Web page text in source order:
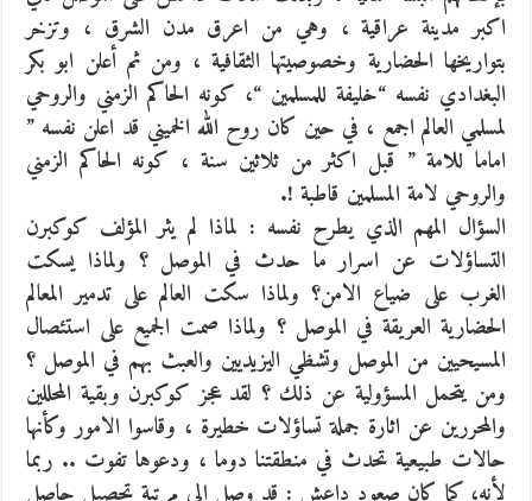
اكبر مدينة عراقية ، وهي من اعرق مدن الشرق ، وتزخر
بتواريخها الحضارية وخصوصيتها الثقافية ، ومن ثم أعلن ابو بكر
البغدادي نفسه “خليفة للمسلمين “، كونه الحاكم الزمني والروحي
لمسلمي العالم اجمع ، في حين كان روح الله الخميني قد اعلن نفسه ”
اماما للامة ” قبل اكثر من ثلاثين سنة ، كونه الحاكم الزمني
والروحي لامة المسلمين قاطبة !.
السؤال المهم الذي يطرح نفسه : لماذا لم يثر المؤلف كوكبرن
التساؤلات عن اسرار ما حدث في الموصل ؟ ولماذا يسكت
الغرب على ضياع الامن؟ ولماذا سكت العالم على تدمير المعالم
الحضارية العريقة في الموصل ؟ ولماذا صمت الجميع على استئصال
المسيحيين من الموصل وتشظي اليزيديين والعبث بهم في الموصل ؟
ومن يتحمل المسؤولية عن ذلك ؟ لقد عجز كوكبرن وبقية المحللين
والمحررين عن اثارة جملة تساؤلات خطيرة ، وقاسوا الامور وكأنها
حالات طبيعية تحدث في منطقتنا دوما ، ودعوها تفوت .. ربما